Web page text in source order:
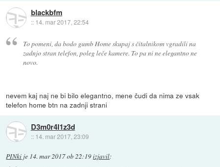
blackbfm
:: 14. mar 2017, 22:54
To pomeni, da bodo gumb Home skupaj s čitalnikom vgradili na
zadnjo stran telefon, poleg leče kamere. To pa ni ne elegantno ne
novo.
nevem kaj naj ne bi bilo elegantno, mene čudi da nima ze vsak
telefon home btn na zadnji strani
D3m0r4l1z3d
:: 14. mar 2017, 23:09
PINki je 14. mar 2017 ob 22:19izjavil: